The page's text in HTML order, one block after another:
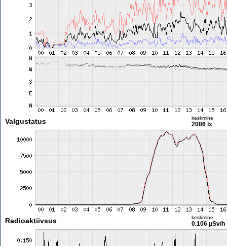
Valgustatus keskmine
2086 lx
Radioaktiivsus keskmine
0.106 µSv/h